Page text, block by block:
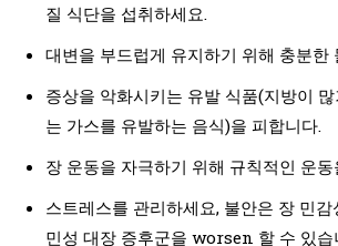
질 식단을 섭취하세요.
대변을 부드럽게 유지하기 위해 충분한
증상을 악화시키는 유발 식품(지방이
는 가스를 유발하는 음식)을 피합니다.
장 운동을 자극하기 위해 규칙적인 운
스트레스를 관리하세요, 불안은 장 민
민성 대장 증후군을 worsen 할 수 있습